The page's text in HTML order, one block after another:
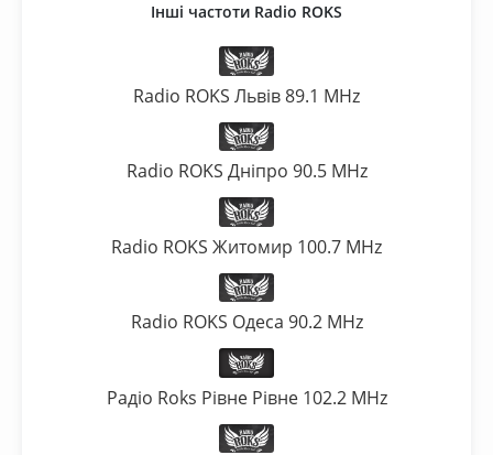
Інші частоти Radio ROKS
Radio ROKS Львів 89.1 MHz
Radio ROKS Дніпро 90.5 MHz
Radio ROKS Житомир 100.7 MHz
Radio ROKS Одеса 90.2 MHz
Радіо Roks Рівне Рівне 102.2 MHz